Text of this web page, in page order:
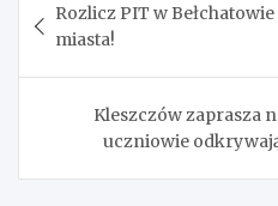
wpisu
Rozlicz PIT w
miasta!
Kleszczów zaprasza
uczniowie